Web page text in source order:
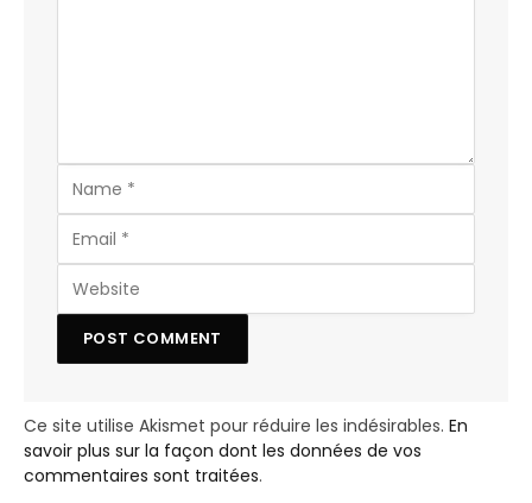
Ce site utilise Akismet pour réduire les indésirables. En
savoir plus sur la façon dont les données de vos
commentaires sont traitées.